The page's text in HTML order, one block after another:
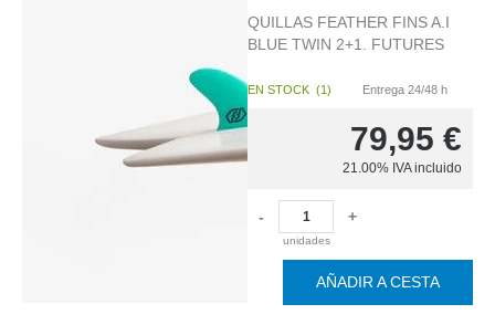
QUILLAS FEATHER FINS A.I
BLUE TWIN 2+1. FUTURES
EN STOCK (1) Entrega 24/48 h
79,95 €
21.00% IVA incluido
-
unidades
+
AÑADIR A CESTA